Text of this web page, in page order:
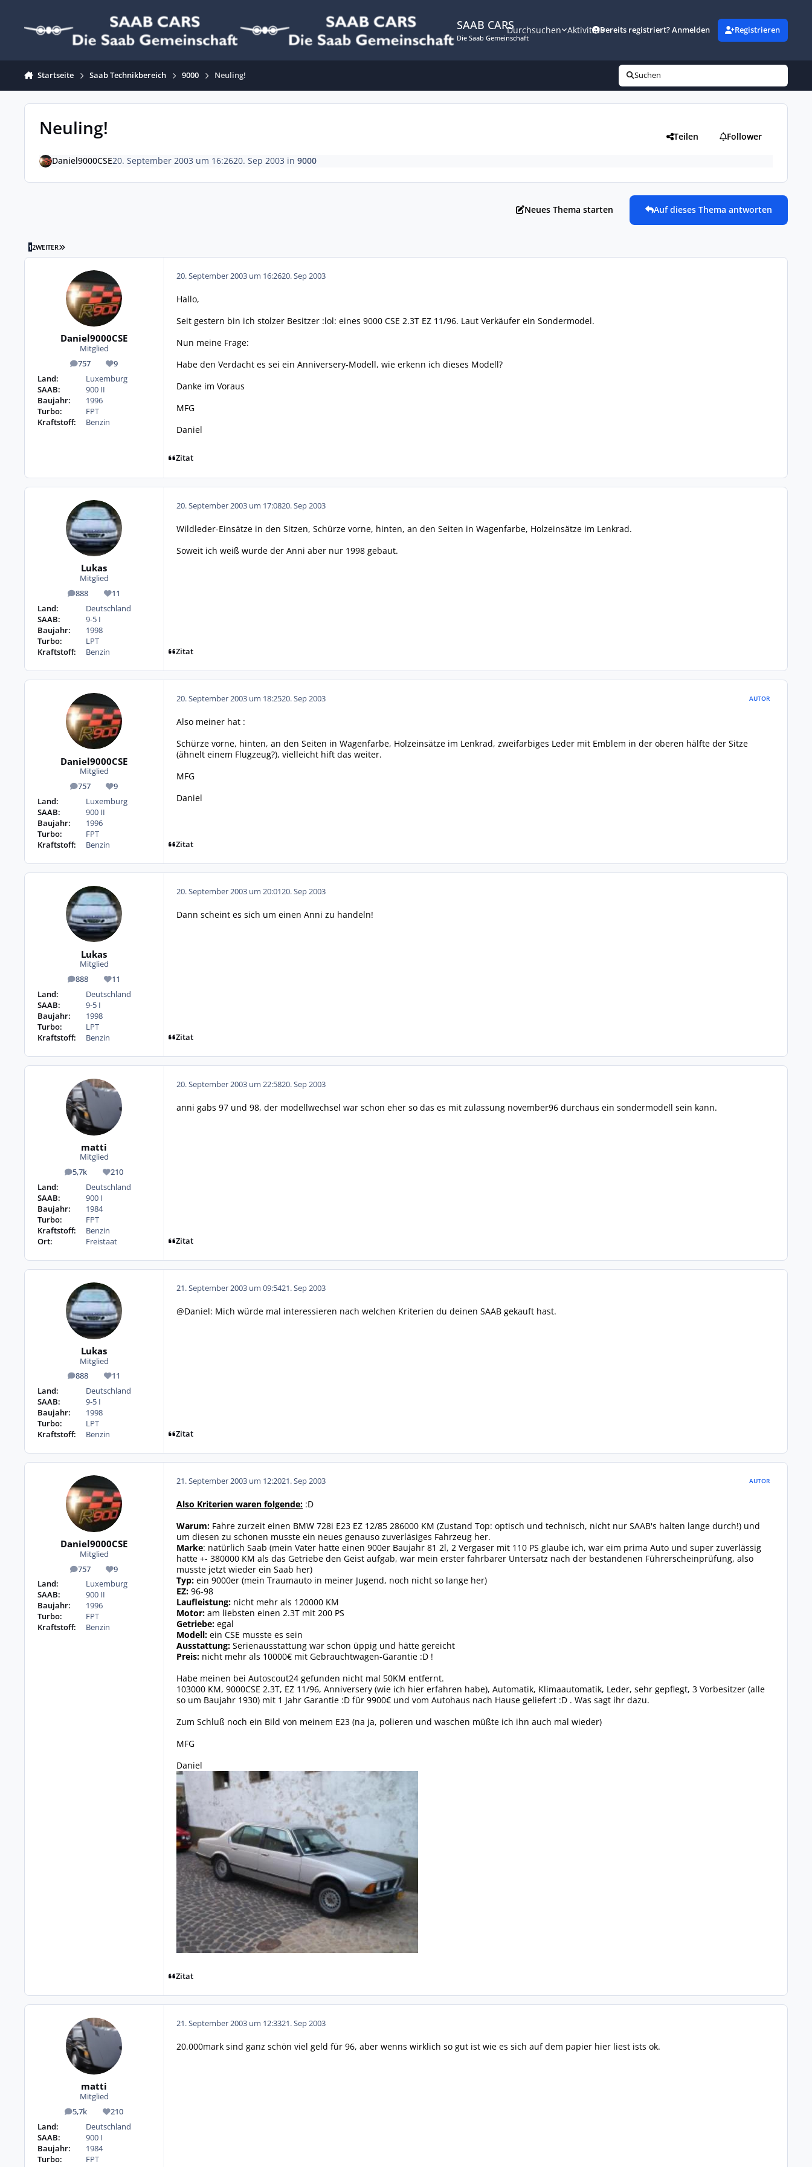
SAAB CARS
Die Saab Gemeinschaft
Durchsuchen AktivitätBereits registriert? Anmelden Registrieren
Startseite Saab Technikbereich 9000 Neuling! Suchen
Neuling! Teilen Follower
Daniel9000CSE20. September 2003 um 16:2620. Sep 2003 in 9000
Neues Thema starten Auf dieses Thema antworten
12WEITER LETZTE SEITE
Daniel9000CSE
Mitglied
757
Beiträge 9
Reputation
Land:
Luxemburg
SAAB:
900 II
Baujahr:
1996
Turbo:
FPT
Kraftstoff:
Benzin
20. September 2003 um 16:2620. Sep 2003
Hallo,
Seit gestern bin ich stolzer Besitzer :lol: eines 9000 CSE 2.3T EZ 11/96. Laut Verkäufer ein Sondermodel.
Nun meine Frage:
Habe den Verdacht es sei ein Anniversery-Modell, wie erkenn ich dieses Modell?
Danke im Voraus
MFG
Daniel
Zitat
Lukas
Mitglied
888
Beiträge 11
Reputation
Land:
Deutschland
SAAB:
9-5 I
Baujahr:
1998
Turbo:
LPT
Kraftstoff:
Benzin
20. September 2003 um 17:0820. Sep 2003
Wildleder-Einsätze in den Sitzen, Schürze vorne, hinten, an den Seiten in Wagenfarbe, Holzeinsätze im Lenkrad.
Soweit ich weiß wurde der Anni aber nur 1998 gebaut.
Zitat
Daniel9000CSE
Mitglied
757
Beiträge 9
Reputation
Land:
Luxemburg
SAAB:
900 II
Baujahr:
1996
Turbo:
FPT
Kraftstoff:
Benzin
20. September 2003 um 18:2520. Sep 2003 AUTOR
Also meiner hat :
Schürze vorne, hinten, an den Seiten in Wagenfarbe, Holzeinsätze im Lenkrad, zweifarbiges Leder mit Emblem in der oberen hälfte der Sitze
(ähnelt einem Flugzeug?), vielleicht hift das weiter.
MFG
Daniel
Zitat
Lukas
Mitglied
888
Beiträge 11
Reputation
Land:
Deutschland
SAAB:
9-5 I
Baujahr:
1998
Turbo:
LPT
Kraftstoff:
Benzin
20. September 2003 um 20:0120. Sep 2003
Dann scheint es sich um einen Anni zu handeln!
Zitat
matti
Mitglied
5,7k
Beiträge 210
Reputation
Land:
Deutschland
SAAB:
900 I
Baujahr:
1984
Turbo:
FPT
Kraftstoff:
Benzin
Ort:
Freistaat
20. September 2003 um 22:5820. Sep 2003
anni gabs 97 und 98, der modellwechsel war schon eher so das es mit zulassung november96 durchaus ein sondermodell sein kann.
Zitat
Lukas
Mitglied
888
Beiträge 11
Reputation
Land:
Deutschland
SAAB:
9-5 I
Baujahr:
1998
Turbo:
LPT
Kraftstoff:
Benzin
21. September 2003 um 09:5421. Sep 2003
@Daniel: Mich würde mal interessieren nach welchen Kriterien du deinen SAAB gekauft hast.
Zitat
Daniel9000CSE
Mitglied
757
Beiträge 9
Reputation
Land:
Luxemburg
SAAB:
900 II
Baujahr:
1996
Turbo:
FPT
Kraftstoff:
Benzin
21. September 2003 um 12:2021. Sep 2003 AUTOR
Also Kriterien waren folgende: :D
Warum: Fahre zurzeit einen BMW 728i E23 EZ 12/85 286000 KM (Zustand Top: optisch und technisch, nicht nur SAAB's halten lange durch!) und
um diesen zu schonen musste ein neues genauso zuverläsiges Fahrzeug her.
Marke: natürlich Saab (mein Vater hatte einen 900er Baujahr 81 2l, 2 Vergaser mit 110 PS glaube ich, war eim prima Auto und super zuverlässig
hatte +- 380000 KM als das Getriebe den Geist aufgab, war mein erster fahrbarer Untersatz nach der bestandenen Führerscheinprüfung, also
musste jetzt wieder ein Saab her)
Typ: ein 9000er (mein Traumauto in meiner Jugend, noch nicht so lange her)
EZ: 96-98
Laufleistung: nicht mehr als 120000 KM
Motor: am liebsten einen 2.3T mit 200 PS
Getriebe: egal
Modell: ein CSE musste es sein
Ausstattung: Serienausstattung war schon üppig und hätte gereicht
Preis: nicht mehr als 10000€ mit Gebrauchtwagen-Garantie :D !
Habe meinen bei Autoscout24 gefunden nicht mal 50KM entfernt.
103000 KM, 9000CSE 2.3T, EZ 11/96, Anniversery (wie ich hier erfahren habe), Automatik, Klimaautomatik, Leder, sehr gepflegt, 3 Vorbesitzer (alle
so um Baujahr 1930) mit 1 Jahr Garantie :D für 9900€ und vom Autohaus nach Hause geliefert :D . Was sagt ihr dazu.
Zum Schluß noch ein Bild von meinem E23 (na ja, polieren und waschen müßte ich ihn auch mal wieder)
MFG
Daniel
Zitat
matti
Mitglied
5,7k
Beiträge 210
Reputation
Land:
Deutschland
SAAB:
900 I
Baujahr:
1984
Turbo:
FPT
21. September 2003 um 12:3321. Sep 2003
20.000mark sind ganz schön viel geld für 96, aber wenns wirklich so gut ist wie es sich auf dem papier hier liest ists ok.